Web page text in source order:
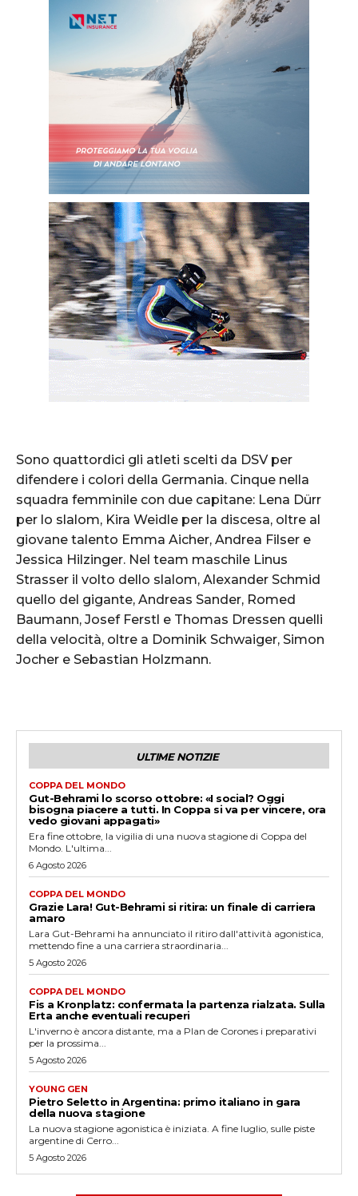
Sono quattordici gli atleti scelti da DSV per
difendere i colori della Germania. Cinque nella
squadra femminile con due capitane: Lena Dürr
per lo slalom, Kira Weidle per la discesa, oltre al
giovane talento Emma Aicher, Andrea Filser e
Jessica Hilzinger. Nel team maschile Linus
Strasser il volto dello slalom, Alexander Schmid
quello del gigante, Andreas Sander, Romed
Baumann, Josef Ferstl e Thomas Dressen quelli
della velocità, oltre a Dominik Schwaiger, Simon
Jocher e Sebastian Holzmann.
ULTIME NOTIZIE
COPPA DEL MONDO
Gut-Behrami lo scorso ottobre: «I social? Oggi
bisogna piacere a tutti. In Coppa si va per vincere, ora
vedo giovani appagati»
Era fine ottobre, la vigilia di una nuova stagione di Coppa del
Mondo. L'ultima...
6 Agosto 2026
COPPA DEL MONDO
Grazie Lara! Gut-Behrami si ritira: un finale di carriera
amaro
Lara Gut-Behrami ha annunciato il ritiro dall'attività agonistica,
mettendo fine a una carriera straordinaria...
5 Agosto 2026
COPPA DEL MONDO
Fis a Kronplatz: confermata la partenza rialzata. Sulla
Erta anche eventuali recuperi
L'inverno è ancora distante, ma a Plan de Corones i preparativi
per la prossima...
5 Agosto 2026
YOUNG GEN
Pietro Seletto in Argentina: primo italiano in gara
della nuova stagione
La nuova stagione agonistica è iniziata. A fine luglio, sulle piste
argentine di Cerro...
5 Agosto 2026